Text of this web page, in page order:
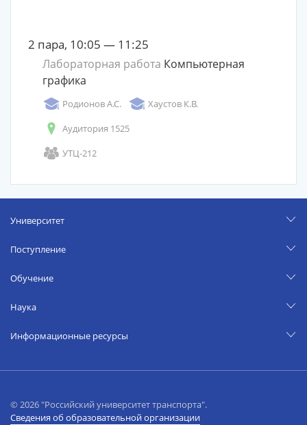
2 пара, 10:05 — 11:25
Лабораторная работа Компьютерная
графика
Родионов А.С.
Хаустов К.В.
Аудитория 1525
УТЦ-212
Университет
Поступление
Обучение
Наука
Информационные ресурсы
© 2026 "Российский университет транспорта".
Сведения об образовательной организации